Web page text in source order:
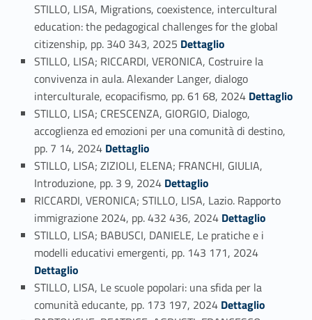
STILLO, LISA, Migrations, coexistence, intercultural
education: the pedagogical challenges for the global
citizenship, pp. 340 343, 2025 Link identifier #identifier_person_117422-40
Dettaglio
STILLO, LISA; RICCARDI, VERONICA, Costruire la
convivenza in aula. Alexander Langer, dialogo
interculturale, ecopacifismo, pp. 61 68, 2024 Link identifier #identifier_person_176868-41
Dettaglio
STILLO, LISA; CRESCENZA, GIORGIO, Dialogo,
accoglienza ed emozioni per una comunità di destino,
pp. 7 14, 2024 Link identifier #identifier_person_154779-42
Dettaglio
STILLO, LISA; ZIZIOLI, ELENA; FRANCHI, GIULIA,
Introduzione, pp. 3 9, 2024 Link identifier #identifier_person_170509-43
Dettaglio
RICCARDI, VERONICA; STILLO, LISA, Lazio. Rapporto
immigrazione 2024, pp. 432 436, 2024 Link identifier #identifier_person_55538-44
Dettaglio
STILLO, LISA; BABUSCI, DANIELE, Le pratiche e i
modelli educativi emergenti, pp. 143 171, 2024
Dettaglio
STILLO, LISA, Le scuole popolari: una sfida per la
comunità educante, pp. 173 197, 2024 Link identifier #identifier_person_153788-46
Dettaglio